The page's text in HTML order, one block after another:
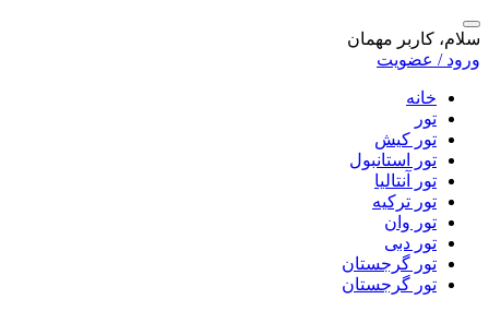
سلام، کاربر مهمان
ورود / عضویت
خانه
تور
تور کیش
تور استانبول
تور آنتالیا
تور ترکیه
تور وان
تور دبی
تور گرجستان
تور گرجستان